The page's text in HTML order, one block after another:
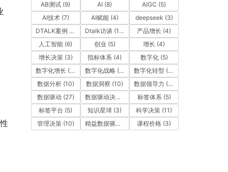
AB测试 (9) AI (8) AIGC (5)
AI技术(7) AI赋能(4) deepseek (3)
DTALK案例
Dtalk访谈 (13) 产品增长 (4)
人工智能 (6) 创业 (5) 增长 (4)
增长决策(3) 指标体系 (4) 数字化(5)
数字化增长 (3) 数字化战略(3) 数字化转型 (12)
数据分析(10) 数据洞察 (10) 数据领导力 (27)
数据驱动 (27) 数据驱动决策 标签体系(5)
标签平台 (5) 知识星球 (3) 科学决策 (11)
管理决策(10) 精益数据驱动 课程价格 (3)